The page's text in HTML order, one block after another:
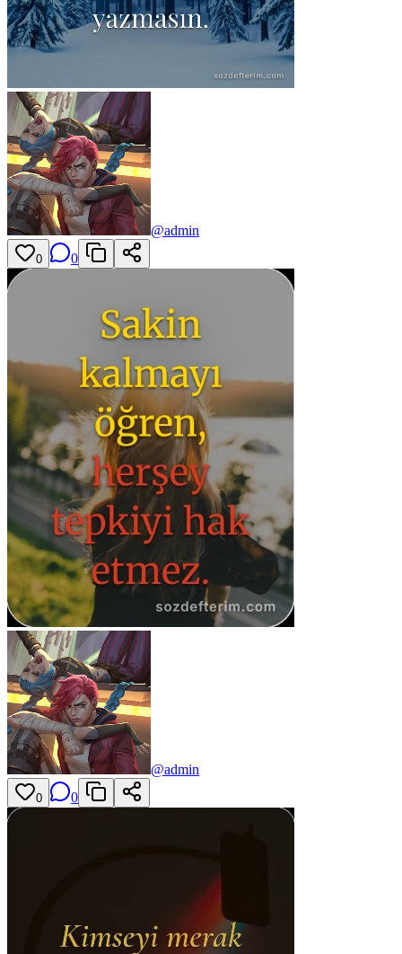
@admin
0 0
@admin
0 0